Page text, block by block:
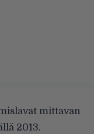
mittavan
2013.